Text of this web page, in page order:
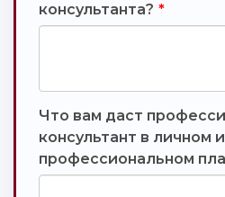
консультанта? *
Что вам даст
консультант в личном и
профессиональном